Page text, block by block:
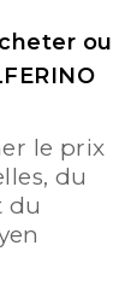
ou
le prix
du
du